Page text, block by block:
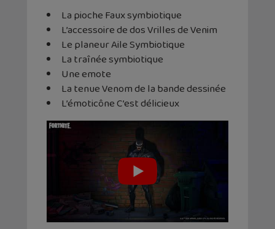
La pioche Faux symbiotique
L’accessoire de dos Vrilles de Venim
Le planeur Aile Symbiotique
La traînée symbiotique
Une emote
La tenue Venom de la bande dessinée
L’émoticône C’est délicieux